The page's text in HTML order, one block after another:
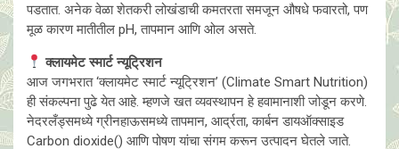
पडतात. अनेक वेळा शेतकरी लोखंडाची कमतरता समजून औषधे फवारतो, पण
मूळ कारण मातीतील pH, तापमान आणि ओल असते.
क्लायमेट स्मार्ट न्यूट्रिशन
आज जगभरात ‘क्लायमेट स्मार्ट न्यूट्रिशन’ (Climate Smart Nutrition)
ही संकल्पना पुढे येत आहे. म्हणजे खत व्यवस्थापन हे हवामानाशी जोडून करणे.
नेदरलँड्समध्ये ग्रीनहाऊसमध्ये तापमान, आर्द्रता, कार्बन डायऑक्साइड
Carbon dioxide() आणि पोषण यांचा संगम करून उत्पादन घेतले जाते.